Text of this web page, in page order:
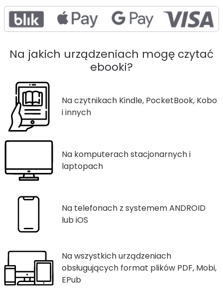
Na jakich urządzeniach mogę czytać
ebooki?
Na czytnikach Kindle, PocketBook, Kobo
i innych
Na komputerach stacjonarnych i
laptopach
Na telefonach z systemem ANDROID
lub iOS
Na wszystkich urządzeniach
obsługujących format plików PDF, Mobi,
EPub